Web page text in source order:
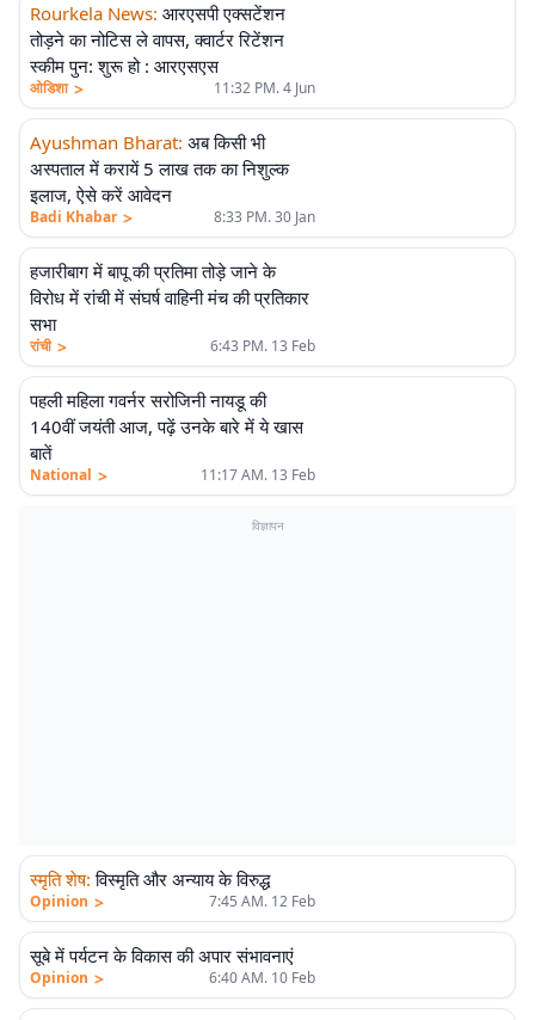
Rourkela News: आरएसपी एक्सटेंशन
तोड़ने का नोटिस ले वापस, क्वार्टर रिटेंशन
स्कीम पुन: शुरू हो : आरएसएस
ओडिशा > 11:32 PM. 4 Jun
Ayushman Bharat: अब किसी भी
अस्पताल में करायें 5 लाख तक का निशुल्क
इलाज, ऐसे करें आवेदन
Badi Khabar > 8:33 PM. 30 Jan
हजारीबाग में बापू की प्रतिमा तोड़े जाने के
विरोध में रांची में संघर्ष वाहिनी मंच की प्रतिकार
सभा
रांची > 6:43 PM. 13 Feb
पहली महिला गवर्नर सरोजिनी नायडू की
140वीं जयंती आज, पढ़ें उनके बारे में ये खास
बातें
National > 11:17 AM. 13 Feb
विज्ञापन
स्मृति शेष: विस्मृति और अन्याय के विरुद्ध
Opinion > 7:45 AM. 12 Feb
सूबे में पर्यटन के विकास की अपार संभावनाएं
Opinion > 6:40 AM. 10 Feb